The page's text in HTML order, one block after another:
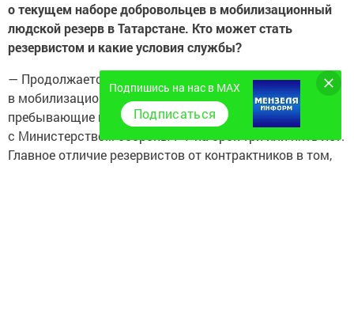
о текущем наборе добровольцев в мобилизационный
людской резерв в Татарстане. Кто может стать
резервистом и какие условия службы?
— Продолжается набор добровольцев
в мобилизационный людской резерв — это граждане,
пребывающие в запасе, которые заключают контракт
с Министерством обороны РФ на срок три или пять лет.
Главное отличие резервистов от контрактников в том,
Подпишись на нас в MAX
Подписаться